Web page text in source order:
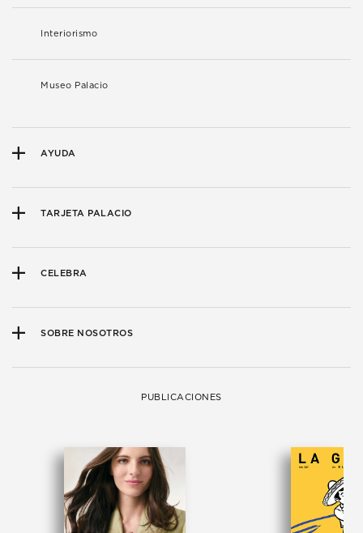
Interiorismo
Museo Palacio
AYUDA
TARJETA PALACIO
CELEBRA
SOBRE NOSOTROS
PUBLICACIONES